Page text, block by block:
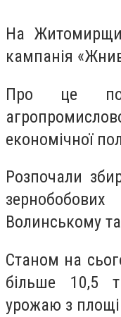
На
кампанія
Про це
економічної
Розпочали
Волинському
Станом на
більше 10,5
урожаю з площі